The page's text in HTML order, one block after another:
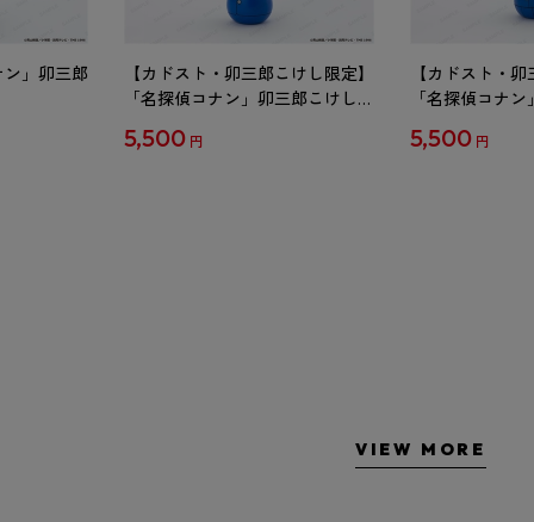
」卯三郎
【カドスト・卯三郎こけし限定】
「名探偵コナン」卯三郎こけし
5,500 円
【カドスト・
「名探偵コナ
5,500 円
VIEW MORE